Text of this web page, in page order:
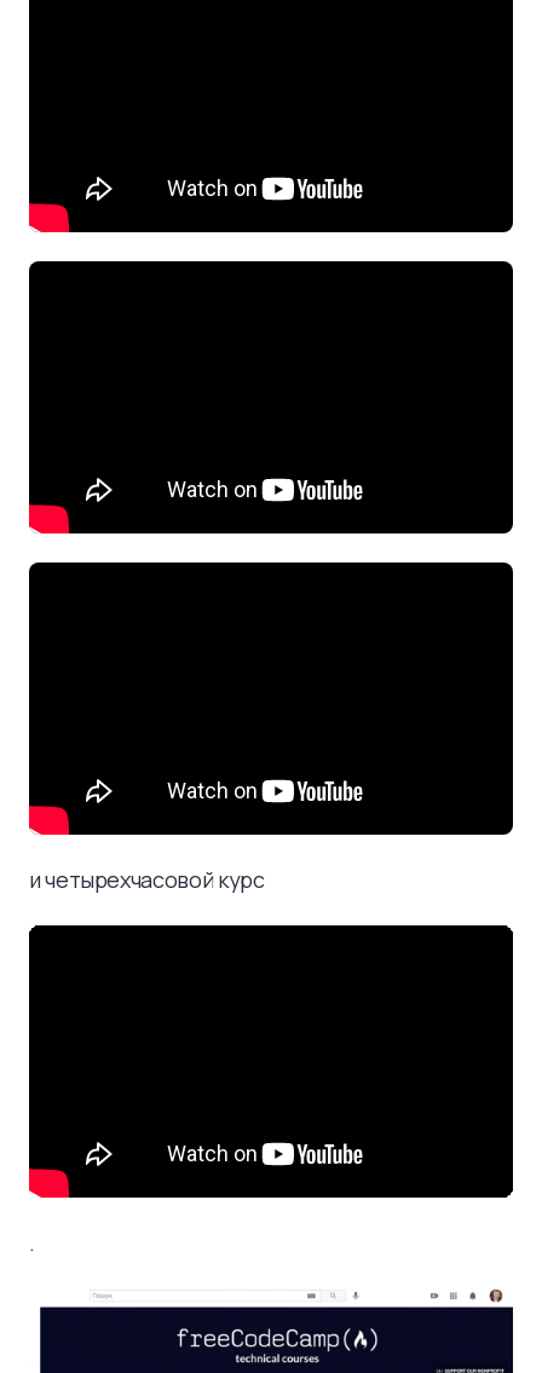
и четырехчасовой курс
.